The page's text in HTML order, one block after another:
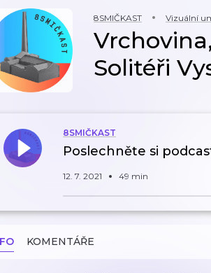
8SMIČKAST Vizuální
Solitéři
8SMIČKAST
Poslechněte si
12. 7. 2021 49 min
KOMENTÁŘE